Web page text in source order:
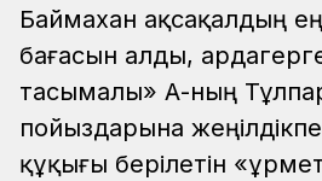
Баймахан ақсақалдың
бағасын алды,
тасымалы» АҚ-ның
пойыздарына
құқығы берілетін